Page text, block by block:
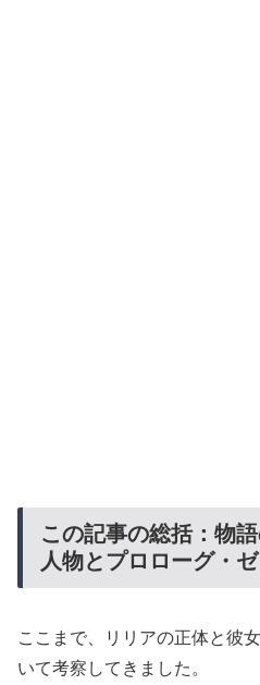
この記事の総括：物
人物とプロローグ・
ここまで、リリアの正体と彼
いて考察してきました。